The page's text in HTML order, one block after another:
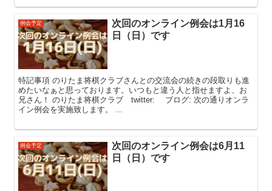
例会予定
次回のオンライン例会は1月16
日（日）です
特記事項 のりたま将棋クラブさんとの交流会の続きの段取りも進
めたいなぁと思っております。いつもと違う人と指せますよ、お
兄さん！ のりたま将棋クラブ twitter: ブログ: 次の通りオンラ
イン例会を実施致します。 ...
例会予定
次回のオンライン例会は6月11
日（日）です